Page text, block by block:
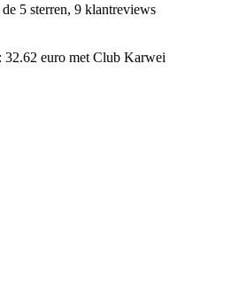
5 sterren, 9 klantreviews
euro met Club Karwei